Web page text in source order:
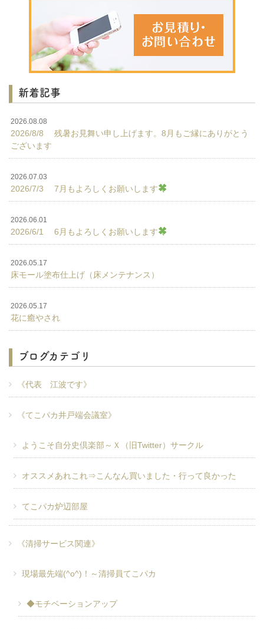
新着記事
2026.08.08
2026/8/8 残暑お見舞い申し上げます。8月もご縁にありがとう
ございます
2026.07.03
2026/7/3 7月もよろしくお願いします
2026.06.01
2026/6/1 6月もよろしくお願いします
2026.05.17
床モール塗布仕上げ（床メンテナンス）
2026.05.17
花に癒やされ
ブログカテゴリ
《代表 江波です》
《てこパカ井戸端会議室》
ようこそ自分史倶楽部～Ｘ（旧Twitter）サークル
オススメあれこれ⇒こんなん買いました・行って良かった
てこパカ炉辺部屋
《清掃サービス関連》
現場最先端(^o^)！～清掃員てこパカ
◆モチベーションアップ